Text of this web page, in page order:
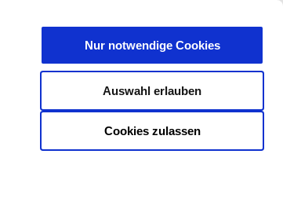
Cookies zulassen
Auswahl erlauben
Nur notwendige Cookies
SCHRIFTGRÖßE: